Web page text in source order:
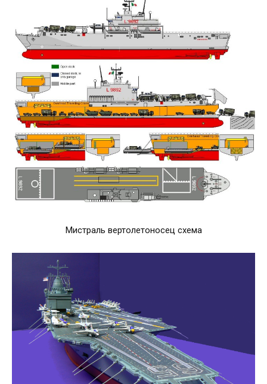
Мистраль вертолетоносец схема